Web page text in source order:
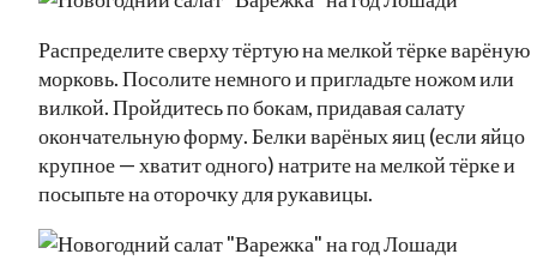
Распределите сверху тёртую на мелкой тёрке варёную
морковь. Посолите немного и пригладьте ножом или
вилкой. Пройдитесь по бокам, придавая салату
окончательную форму. Белки варёных яиц (если яйцо
крупное — хватит одного) натрите на мелкой тёрке и
посыпьте на оторочку для рукавицы.